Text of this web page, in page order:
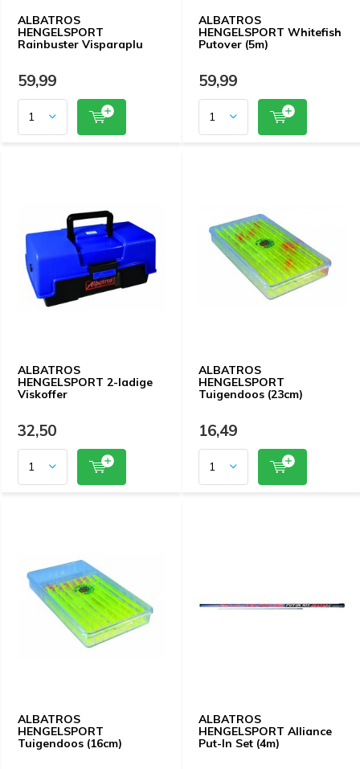
ALBATROS
HENGELSPORT
Rainbuster Visparaplu
59,99
ALBATROS
HENGELSPORT Whitefish
Putover (5m)
59,99
ALBATROS
HENGELSPORT 2-ladige
Viskoffer
32,50
ALBATROS
HENGELSPORT
Tuigendoos (23cm)
16,49
ALBATROS
HENGELSPORT
Tuigendoos (16cm)
ALBATROS
HENGELSPORT Alliance
Put-In Set (4m)